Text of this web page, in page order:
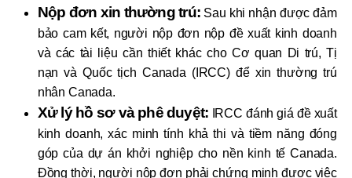
Nộp đơn xin thường trú:Sau khi nhận được đảm
bảo cam kết, người nộp đơn nộp đề xuất kinh doanh
và các tài liệu cần thiết khác cho Cơ quan Di trú, Tị
nạn và Quốc tịch Canada (IRCC) để xin thường trú
nhân Canada.
Xử lý hồ sơ và phê duyệt: IRCC đánh giá đề xuất
kinh doanh, xác minh tính khả thi và tiềm năng đóng
góp của dự án khởi nghiệp cho nền kinh tế Canada.
Đồng thời, người nộp đơn phải chứng minh được việc